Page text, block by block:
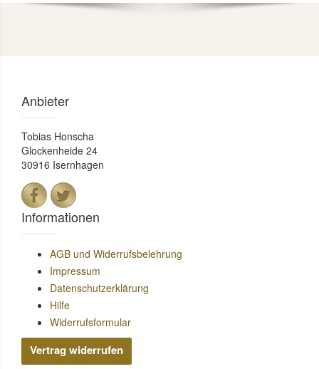
Anbieter
Tobias Honscha
Glockenheide 24
30916 Isernhagen
Informationen
AGB und Widerrufsbelehrung
Impressum
Datenschutzerklärung
Hilfe
Widerrufsformular
Vertrag widerrufen